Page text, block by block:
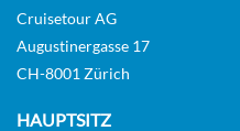
Cruisetour AG
Augustinergasse 17
CH-8001 Zürich
HAUPTSITZ